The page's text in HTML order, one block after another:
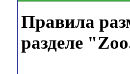
Правила
разделе